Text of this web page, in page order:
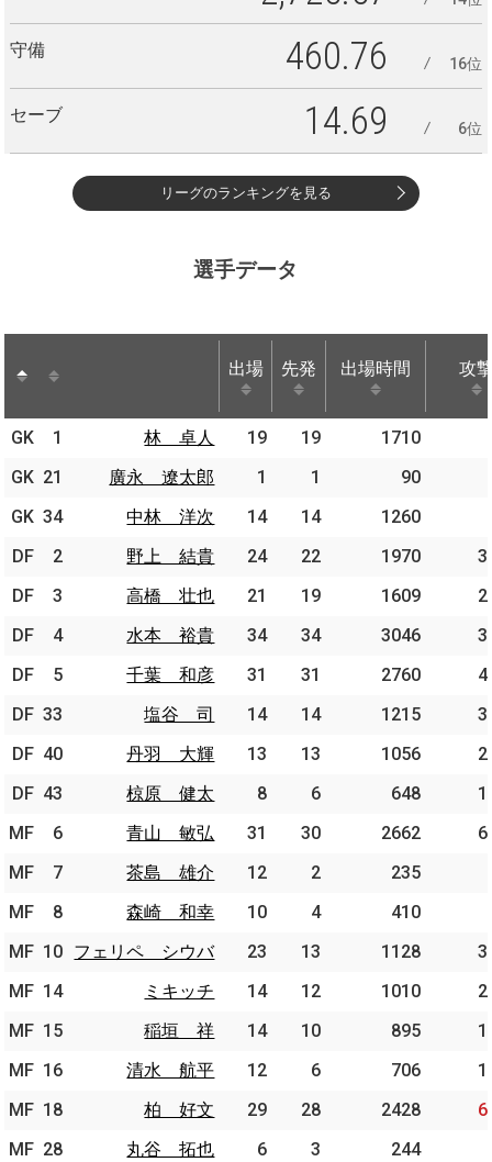
守備 460.76 16位
セーブ 14.69 6位
リーグのランキングを見る
選手データ
出場 先発 出場時間 攻
出場 先発 出場時間
GK 1 林 卓人 19 19 1710
GK 21 廣永 遼太郎 1 1 90
GK 34 中林 洋次 14 14 1260
DF
2 野上 結貴 24 22 1970
DF
3 高橋 壮也 21 19 1609
DF
4 水本 裕貴 34 34 3046
DF
5 千葉 和彦 31 31 2760
DF 33 塩谷 司 14 14 1215
DF 40 丹羽 大輝 13 13 1056
DF 43 椋原 健太 8 6 648
MF
6 青山 敏弘 31 30 2662
MF
7 茶島 雄介 12 2 235
MF
8 森崎 和幸 10 4 410
MF 10 フェリペ シウバ 23 13 1128
MF 14 ミキッチ 14 12 1010
MF 15 稲垣 祥 14 10 895
MF 16 清水 航平 12 6 706
MF 18 柏 好文 29 28 2428
MF 28 丸谷 拓也 6 3 244
GK 1
林 卓人
GK 21
廣永 遼太郎
GK 34
中林 洋次
DF
2
野上 結貴
DF
3
高橋 壮也
DF
4
水本 裕貴
DF
5
千葉 和彦
DF 33
塩谷 司
DF 40
丹羽 大輝
DF 43
椋原 健太
MF
6
青山 敏弘
MF
7
茶島 雄介
MF
8
森崎 和幸
MF 10 フェリペ シウバ
MF 14
ミキッチ
MF 15
稲垣 祥
MF 16
清水 航平
MF 18
柏 好文
MF 28
丸谷 拓也